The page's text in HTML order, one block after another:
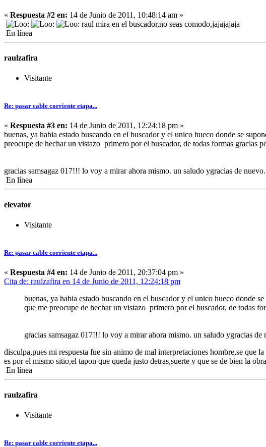
« Respuesta #2 en: 14 de Junio de 2011, 10:48:14 am »
raul mira en el buscador,no seas comodo,jajajajaja
En línea
raulzafira
Visitante
Re: pasar cable corriente etapa...
« Respuesta #3 en: 14 de Junio de 2011, 12:24:18 pm »
buenas, ya habia estado buscando en el buscador y el unico hueco donde se
preocupe de hechar un vistazo primero por el buscador, de todas formas gracias
gracias samsagaz 017!!! lo voy a mirar ahora mismo. un saludo ygracias de nuevo.
En línea
elevator
Visitante
Re: pasar cable corriente etapa...
« Respuesta #4 en: 14 de Junio de 2011, 20:37:04 pm »
Cita de: raulzafira en 14 de Junio de 2011, 12:24:18 pm
buenas, ya habia estado buscando en el buscador y el unico hueco donde
que me preocupe de hechar un vistazo primero por el buscador, de todas
gracias samsagaz 017!!! lo voy a mirar ahora mismo. un saludo ygracias de
disculpa,pues mi respuesta fue sin animo de mal interpretaciones hombre,se que
es por el mismo sitio,el tapon que queda justo detras,suerte y que se de bien la obra
En línea
raulzafira
Visitante
Re: pasar cable corriente etapa...